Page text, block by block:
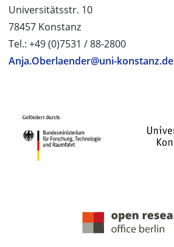
Universitätsstr. 10
78457 Konstanz
Tel.: +49 (0)7531 / 88-2800
Anja.Oberlaender@uni-konstanz.de